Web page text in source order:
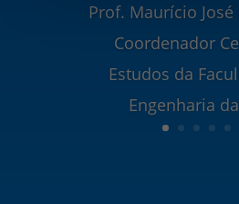
Prof. Maurício José
Coordenador
Estudos da
Engenharia da